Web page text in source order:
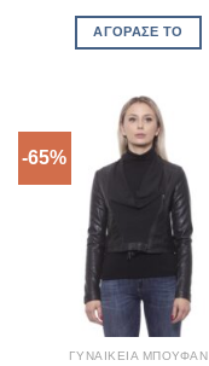
ΑΓΌΡΑΣΈ ΤΟ
-65%
ΓΥΝΑΙΚΕΊΑ ΜΠΟΥΦΆΝ